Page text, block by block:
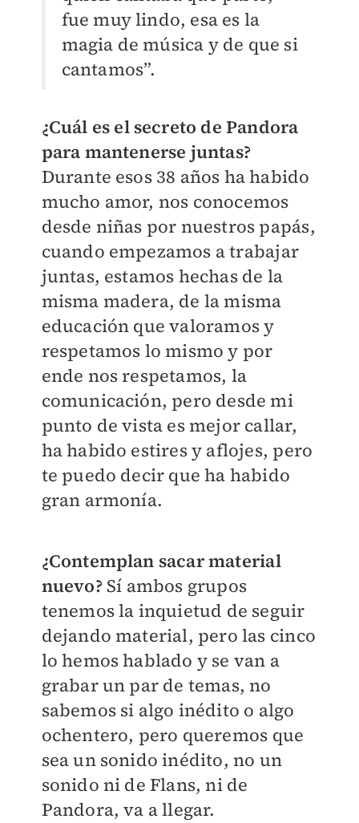
fue muy lindo, esa es la
magia de música y de que si
cantamos”.
¿Cuál es el secreto de Pandora
para mantenerse juntas?
Durante esos 38 años ha habido
mucho amor, nos conocemos
desde niñas por nuestros papás,
cuando empezamos a trabajar
juntas, estamos hechas de la
misma madera, de la misma
educación que valoramos y
respetamos lo mismo y por
ende nos respetamos, la
comunicación, pero desde mi
punto de vista es mejor callar,
ha habido estires y aflojes, pero
te puedo decir que ha habido
gran armonía.
¿Contemplan sacar material
nuevo?Sí ambos grupos
tenemos la inquietud de seguir
dejando material, pero las cinco
lo hemos hablado y se van a
grabar un par de temas, no
sabemos si algo inédito o algo
ochentero, pero queremos que
sea un sonido inédito, no un
sonido ni de Flans, ni de
Pandora, va a llegar.